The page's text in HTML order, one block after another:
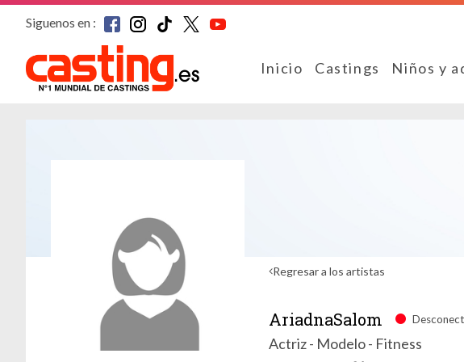
Siguenos en :
Inicio Castings Niños y
Regresar a los artistas
AriadnaSalom
Actriz - Modelo - Fitness